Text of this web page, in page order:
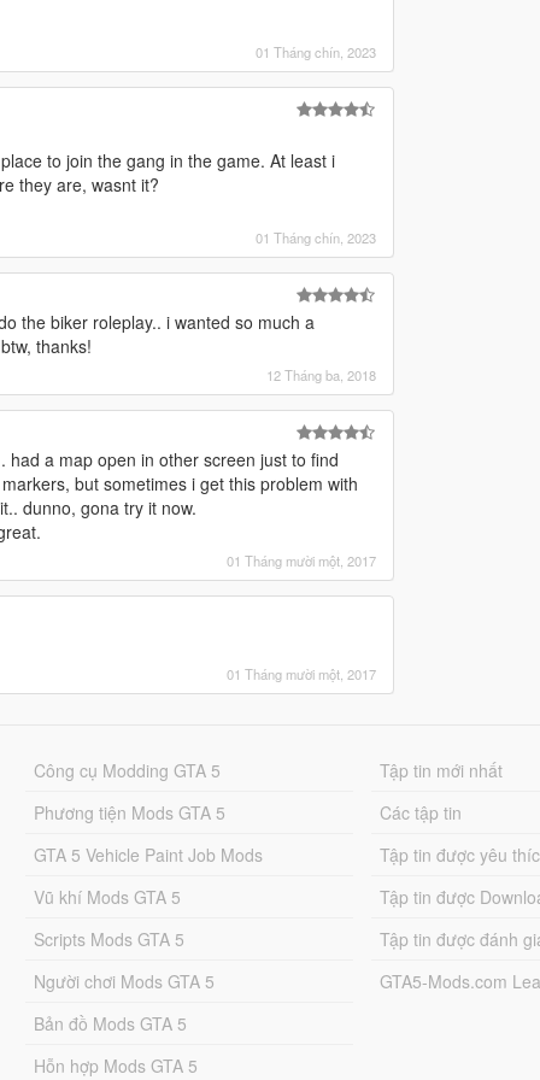
01 Tháng chín, 2023
to join the gang in the game. At least i
they are, wasnt it?
01 Tháng chín, 2023
the biker roleplay.. i wanted so much a
thanks!
12 Tháng ba, 2018
a map open in other screen just to find
but sometimes i get this problem with
dunno, gona try it now.
01 Tháng mười một, 2017
01 Tháng mười một, 2017
Công cụ Modding GTA 5
Phương tiện Mods GTA 5
GTA 5 Vehicle Paint Job Mods
Vũ khí Mods GTA 5
Scripts Mods GTA 5
Người chơi Mods GTA 5
Bản đồ Mods GTA 5
Hỗn hợp Mods GTA 5
Tập tin mới nhất
Các tập tin
Tập tin được yêu
Tập tin được
Tập tin được đánh
GTA5-Mods.com